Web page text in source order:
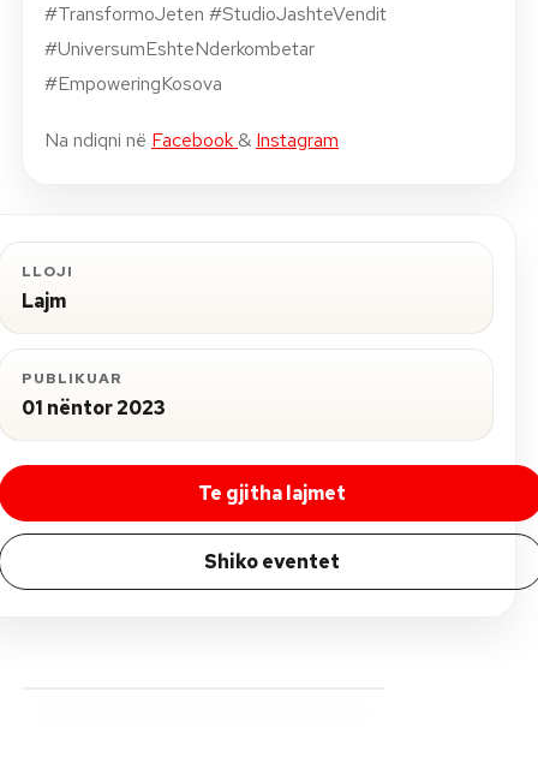
#TransformoJeten #StudioJashteVendit
#UniversumEshteNderkombetar
#EmpoweringKosova
Na ndiqni në Facebook & Instagram
LLOJI
Lajm
PUBLIKUAR
01 nëntor 2023
Te gjitha lajmet
Shiko eventet